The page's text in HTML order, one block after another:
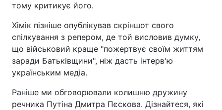
тому критикує його.
Хімік пізніше опублікував скріншот свого
спілкування з репером, де той висловив думку,
що військовий краще "пожертвує своїм життям
заради Батьківщини", ніж дасть інтерв'ю
українським медіа.
Раніше ми обговорювали колишню дружину
речника Путіна Дмитра Пєскова. Дізнайтеся, які